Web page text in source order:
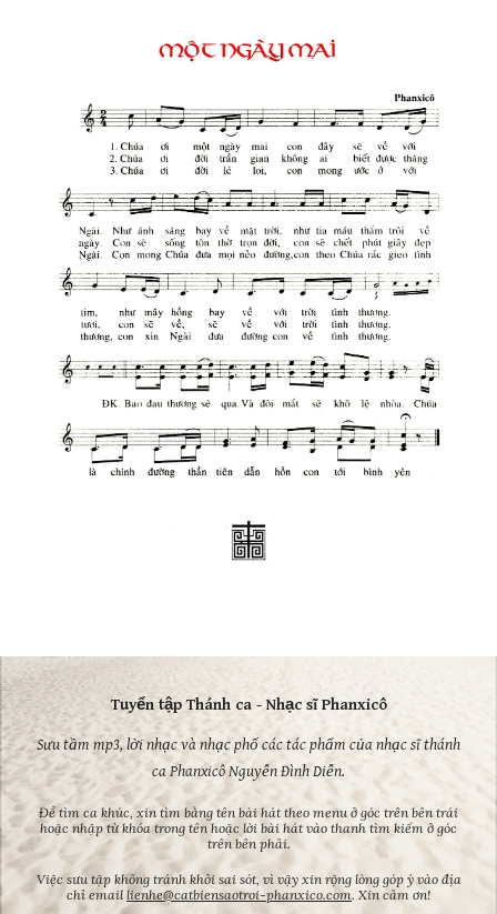
Tuyển tập Thánh ca - Nhạc sĩ Phanxicô
Sưu tầm mp3, lời nhạc và nhạc phổ các tác phẩm của nhạc sĩ thánh
ca Phanxicô Nguyễn Đình Diễn.
Để tìm ca khúc, xin tìm bằng tên bài hát theo menu ở góc trên bên trái
hoặc nhập từ khóa trong tên hoặc lời bài hát vào thanh tìm kiếm ở góc
trên bên phải.
Việc sưu tập không tránh khỏi sai sót, vì vậy xin rộng lòng góp ý vào địa
chỉ email lienhe@catbiensaotroi-phanxico.com. Xin cảm ơn!